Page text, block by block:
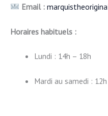
Email :
Horaires habituels :
Lundi : 14h – 18h
Mardi au samedi :